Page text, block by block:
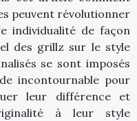
peuvent révolutionner
individualité de façon
des grillz sur le style
se sont imposés
incontournable pour
leur différence et
à leur style